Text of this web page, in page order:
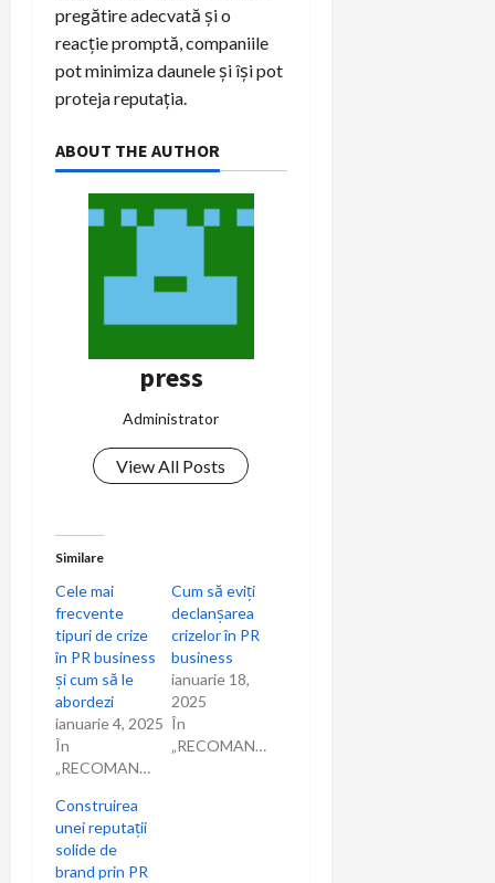
pregătire adecvată și o
reacție promptă, companiile
pot minimiza daunele și își pot
proteja reputația.
ABOUT THE AUTHOR
press
Administrator
View All Posts
Similare
Cele mai
frecvente
tipuri de crize
în PR business
și cum să le
abordezi
ianuarie 4, 2025
În
„RECOMANDARI”
Cum să eviți
declanșarea
crizelor în PR
business
ianuarie 18,
2025
În
„RECOMANDARI”
Construirea
unei reputații
solide de
brand prin PR